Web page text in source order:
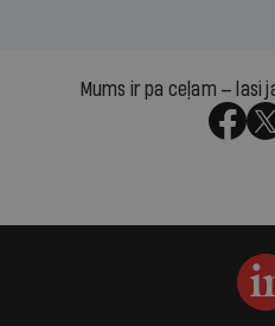
Mums ir pa ceļam — lasi